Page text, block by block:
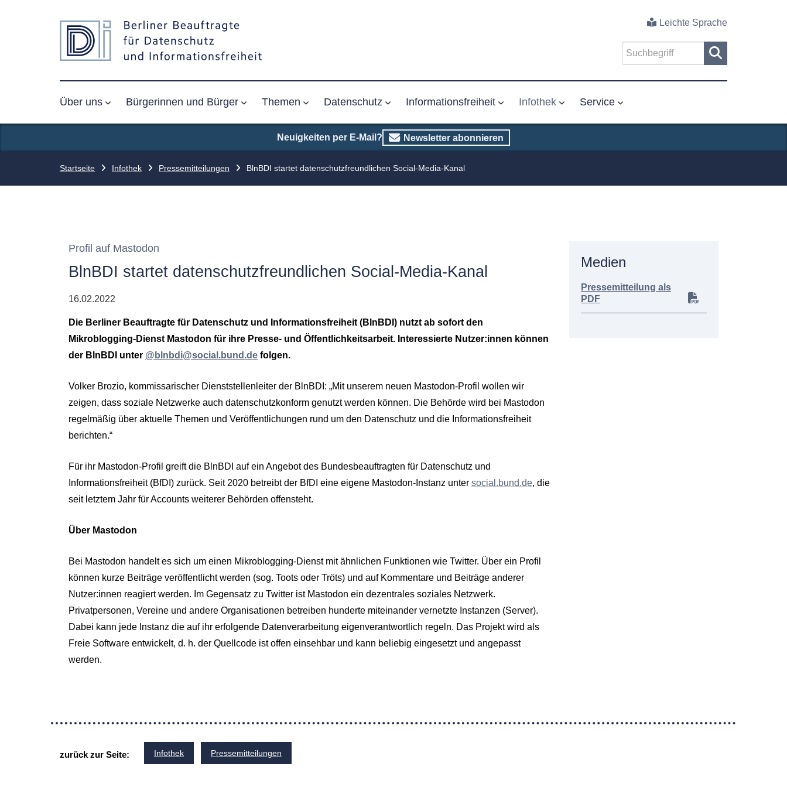
Leichte Sprache
Über uns Bürgerinnen und Bürger Themen Datenschutz Informationsfreiheit Infothek Service
Neuigkeiten per E-Mail? Newsletter abonnieren
Startseite Infothek Pressemitteilungen BlnBDI startet datenschutzfreundlichen Social-Media-Kanal
Profil auf Mastodon
BlnBDI startet datenschutzfreundlichen Social-Media-Kanal
16.02.2022
Die Berliner Beauftragte für Datenschutz und Informationsfreiheit (BlnBDI) nutzt ab sofort den
Mikroblogging-Dienst Mastodon für ihre Presse- und Öffentlichkeitsarbeit. Interessierte Nutzer:innen können
der BlnBDI unter @blnbdi@social.bund.de folgen.
Volker Brozio, kommissarischer Dienststellenleiter der BlnBDI: „Mit unserem neuen Mastodon-Profil wollen wir
zeigen, dass soziale Netzwerke auch datenschutzkonform genutzt werden können. Die Behörde wird bei Mastodon
regelmäßig über aktuelle Themen und Veröffentlichungen rund um den Datenschutz und die Informationsfreiheit
berichten.“
Für ihr Mastodon-Profil greift die BlnBDI auf ein Angebot des Bundesbeauftragten für Datenschutz und
Informationsfreiheit (BfDI) zurück. Seit 2020 betreibt der BfDI eine eigene Mastodon-Instanz unter social.bund.de, die
seit letztem Jahr für Accounts weiterer Behörden offensteht.
Über Mastodon
Bei Mastodon handelt es sich um einen Mikroblogging-Dienst mit ähnlichen Funktionen wie Twitter. Über ein Profil
können kurze Beiträge veröffentlicht werden (sog. Toots oder Tröts) und auf Kommentare und Beiträge anderer
Nutzer:innen reagiert werden. Im Gegensatz zu Twitter ist Mastodon ein dezentrales soziales Netzwerk.
Privatpersonen, Vereine und andere Organisationen betreiben hunderte miteinander vernetzte Instanzen (Server).
Dabei kann jede Instanz die auf ihr erfolgende Datenverarbeitung eigenverantwortlich regeln. Das Projekt wird als
Freie Software entwickelt, d. h. der Quellcode ist offen einsehbar und kann beliebig eingesetzt und angepasst
werden.
Medien
Pressemitteilung als
PDF
zurück zur Seite: Infothek Pressemitteilungen